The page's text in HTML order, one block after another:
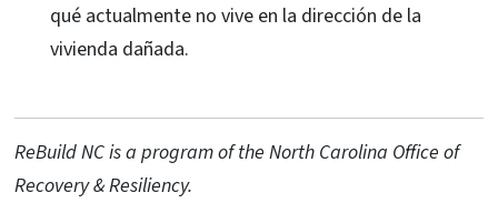
qué actualmente no vive en la dirección de la
vivienda dañada.
ReBuild NC is a program of the North Carolina Office of
Recovery & Resiliency.